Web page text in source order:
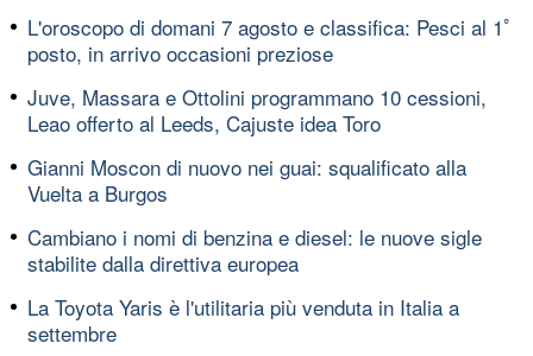
L'oroscopo di domani 7 agosto e classifica: Pesci al 1ﾟ
posto, in arrivo occasioni preziose
Juve, Massara e Ottolini programmano 10 cessioni,
Leao offerto al Leeds, Cajuste idea Toro
Gianni Moscon di nuovo nei guai: squalificato alla
Vuelta a Burgos
Cambiano i nomi di benzina e diesel: le nuove sigle
stabilite dalla direttiva europea
La Toyota Yaris è l'utilitaria più venduta in Italia a
settembre